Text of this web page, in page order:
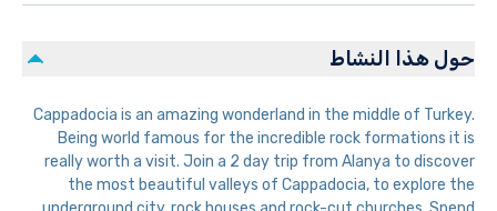
حول هذا النشاط
Cappadocia is an amazing wonderland in the middle of Turkey.
Being world famous for the incredible rock formations it is
really worth a visit. Join a 2 day trip from Alanya to discover
the most beautiful valleys of Cappadocia, to explore the